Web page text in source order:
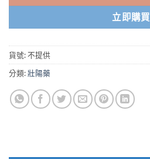
立即購買
貨號:不提供
分類:壯陽藥